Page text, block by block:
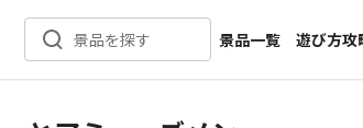
景品を探す
景品一覧
新着景品
遊び方攻